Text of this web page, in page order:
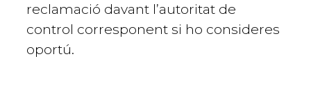
reclamació davant l’autoritat de
control corresponent si ho consideres
oportú.